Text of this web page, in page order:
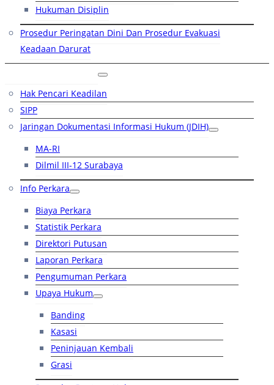
Hukuman Disiplin
Prosedur Peringatan Dini Dan Prosedur Evakuasi
Keadaan Darurat
Hak Pencari Keadilan
SIPP
Jaringan Dokumentasi Informasi Hukum (JDIH)
MA-RI
Dilmil III-12 Surabaya
Info Perkara
Biaya Perkara
Statistik Perkara
Direktori Putusan
Laporan Perkara
Pengumuman Perkara
Upaya Hukum
Banding
Kasasi
Peninjauan Kembali
Grasi